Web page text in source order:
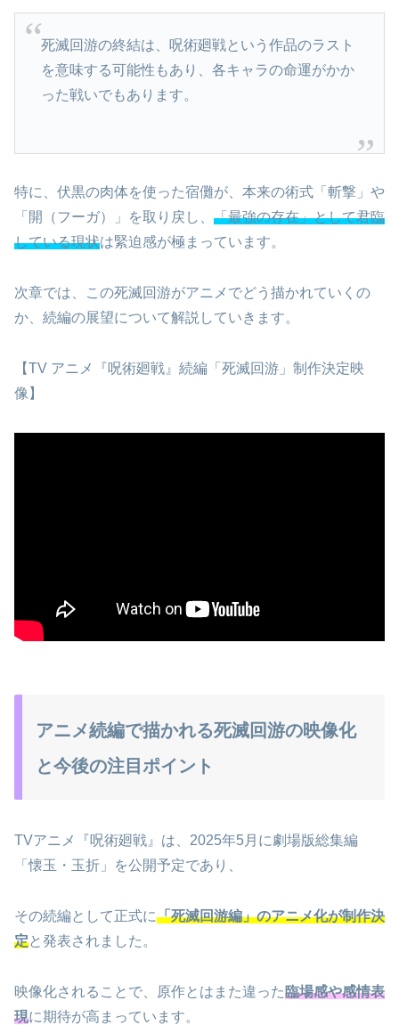
死滅回游の終結は、呪術廻戦という作品のラスト
を意味する可能性もあり、各キャラの命運がかか
った戦いでもあります。
特に、伏黒の肉体を使った宿儺が、本来の術式「斬撃」や
「開（フーガ）」を取り戻し、 「最強の存在」として君臨
している現状は緊迫感が極まっています。
次章では、この死滅回游がアニメでどう描かれていくの
か、続編の展望について解説していきます。
【TV アニメ『呪術廻戦』続編「死滅回游」制作決定映
像】
アニメ続編で描かれる死滅回游の映像化
と今後の注目ポイント
TVアニメ『呪術廻戦』は、2025年5月に劇場版総集編
「懐玉・玉折」を公開予定であり、
その続編として正式に「死滅回游編」のアニメ化が制作決
定と発表されました。
映像化されることで、原作とはまた違った臨場感や感情表
現に期待が高まっています。